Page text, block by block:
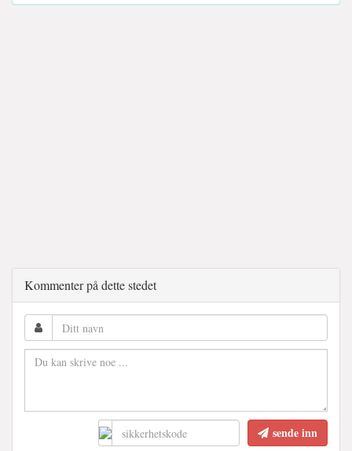
Kommenter på dette stedet
sende inn